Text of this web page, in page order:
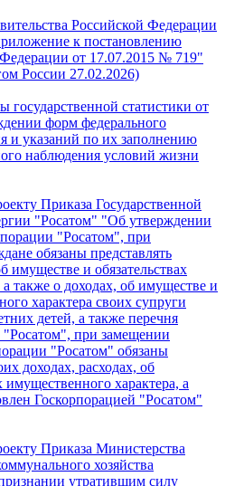
Российской Федерации
к постановлению
от 17.07.2015 № 719"
России 27.02.2026)
статистики от
форм федерального
и указаний по их заполнению
наблюдения условий жизни
Приказа Государственной
"Росатом" "Об утверждении
"Росатом", при
обязаны представлять
имуществе и обязательствах
также о доходах, об имуществе и
характера своих супруги
детей, а также перечня
"Росатом", при замещении
"Росатом" обязаны
доходах, расходах, об
имущественного характера, а
Госкорпорацией "Росатом"
Приказа Министерства
хозяйства
утратившим силу